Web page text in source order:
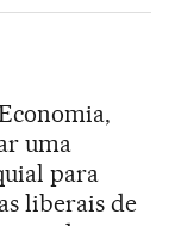
uma
para
liberais de